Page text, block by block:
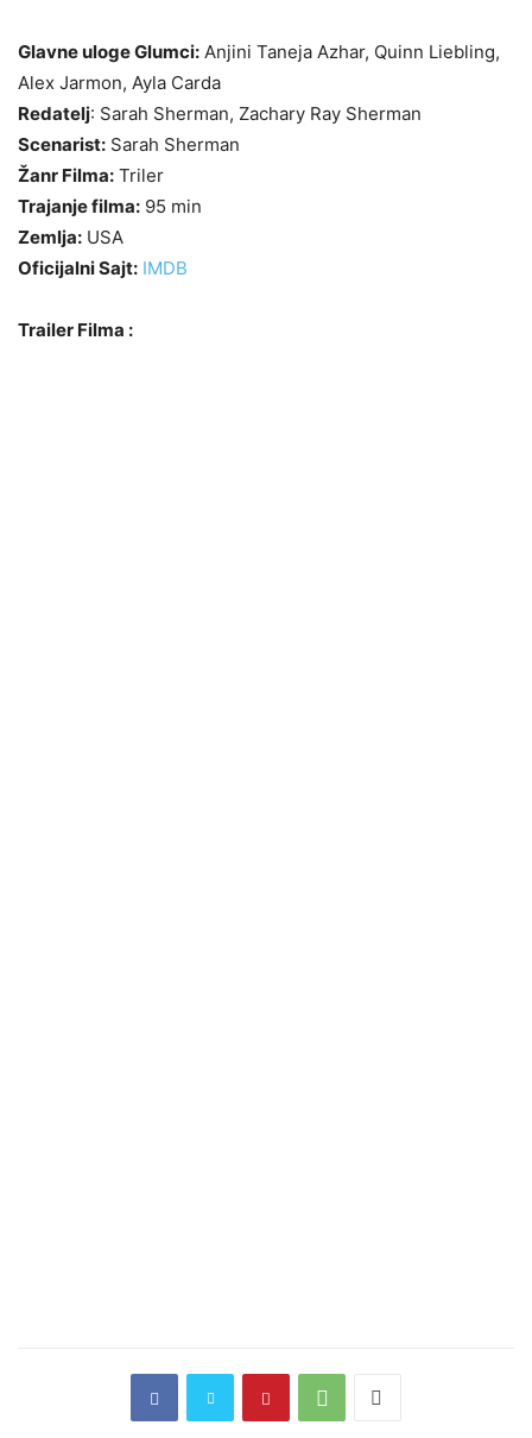
Glavne uloge Glumci: Anjini Taneja Azhar, Quinn Liebling,
Alex Jarmon, Ayla Carda
Redatelj: Sarah Sherman, Zachary Ray Sherman
Scenarist: Sarah Sherman
Žanr Filma: Triler
Trajanje filma: 95 min
Zemlja: USA
Oficijalni Sajt: IMDB
Trailer Filma :